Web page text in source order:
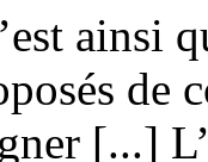
ainsi
de
[...]